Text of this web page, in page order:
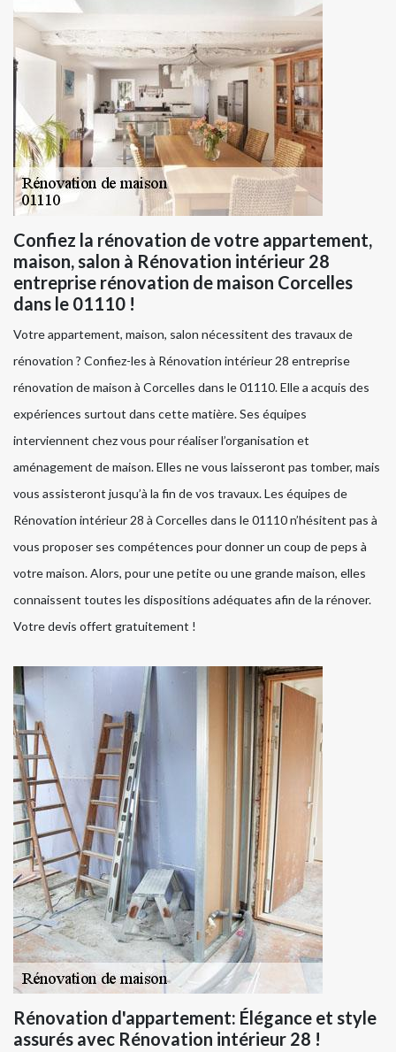
Confiez la rénovation de votre appartement,
maison, salon à Rénovation intérieur 28
entreprise rénovation de maison Corcelles
dans le 01110 !
Votre appartement, maison, salon nécessitent des travaux de
rénovation ? Confiez-les à Rénovation intérieur 28 entreprise
rénovation de maison à Corcelles dans le 01110. Elle a acquis des
expériences surtout dans cette matière. Ses équipes
interviennent chez vous pour réaliser l’organisation et
aménagement de maison. Elles ne vous laisseront pas tomber, mais
vous assisteront jusqu’à la fin de vos travaux. Les équipes de
Rénovation intérieur 28 à Corcelles dans le 01110 n’hésitent pas à
vous proposer ses compétences pour donner un coup de peps à
votre maison. Alors, pour une petite ou une grande maison, elles
connaissent toutes les dispositions adéquates afin de la rénover.
Votre devis offert gratuitement !
Rénovation d'appartement: Élégance et style
assurés avec Rénovation intérieur 28 !